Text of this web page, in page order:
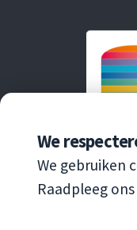
We
We gebruiken
Raadpleeg ons